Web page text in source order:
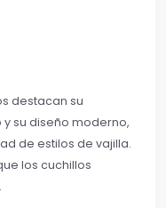
destacan su
su diseño moderno,
de estilos de vajilla.
los cuchillos